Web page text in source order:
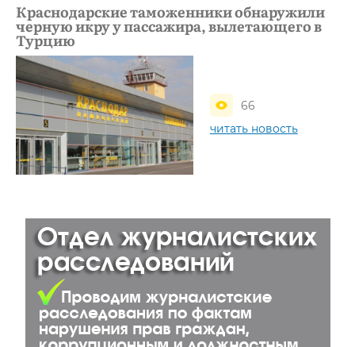
Краснодарские таможенники обнаружили
черную икру у пассажира, вылетающего в
Турцию
66
читать новость